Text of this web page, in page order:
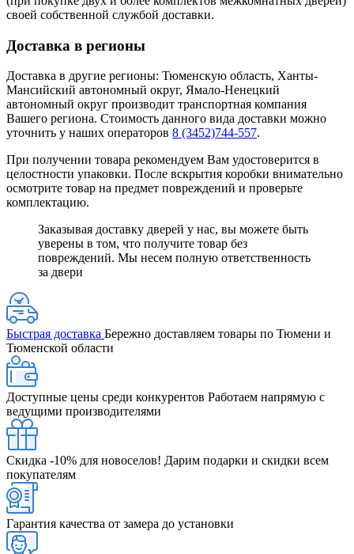
своей собственной службой доставки.
Доставка в регионы
Доставка в другие регионы: Тюменскую область, Ханты-
Мансийский автономный округ, Ямало-Ненецкий
автономный округ производит транспортная компания
Вашего региона. Стоимость данного вида доставки можно
уточнить у наших операторов 8 (3452)744-557.
При получении товара рекомендуем Вам удостоверится в
целостности упаковки. После вскрытия коробки внимательно
осмотрите товар на предмет повреждений и проверьте
комплектацию.
Заказывая доставку дверей у нас, вы можете быть
уверены в том, что получите товар без
повреждений. Мы несем полную ответственность
за двери
Быстрая доставка Бережно доставляем товары по Тюмени и
Тюменской области
Доступные цены среди конкурентов Работаем напрямую с
ведущими производителями
Скидка -10% для новоселов! Дарим подарки и скидки всем
покупателям
Гарантия качества от замера до установки